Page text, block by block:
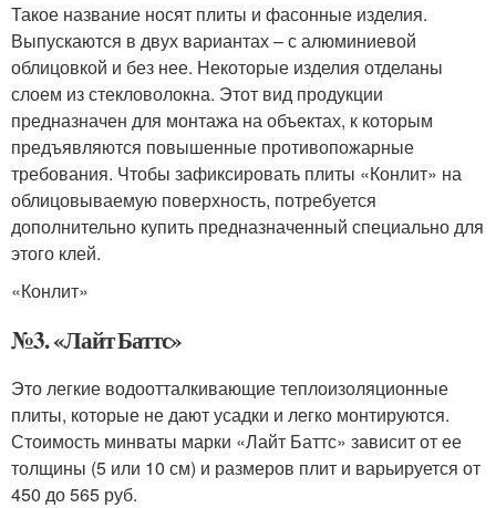
Такое название носят плиты и фасонные изделия.
Выпускаются в двух вариантах – с алюминиевой
облицовкой и без нее. Некоторые изделия отделаны
слоем из стекловолокна. Этот вид продукции
предназначен для монтажа на объектах, к которым
предъявляются повышенные противопожарные
требования. Чтобы зафиксировать плиты «Конлит» на
облицовываемую поверхность, потребуется
дополнительно купить предназначенный специально для
этого клей.
«Конлит»
№3. «Лайт Баттс»
Это легкие водоотталкивающие теплоизоляционные
плиты, которые не дают усадки и легко монтируются.
Стоимость минваты марки «Лайт Баттс» зависит от ее
толщины (5 или 10 см) и размеров плит и варьируется от
450 до 565 руб.